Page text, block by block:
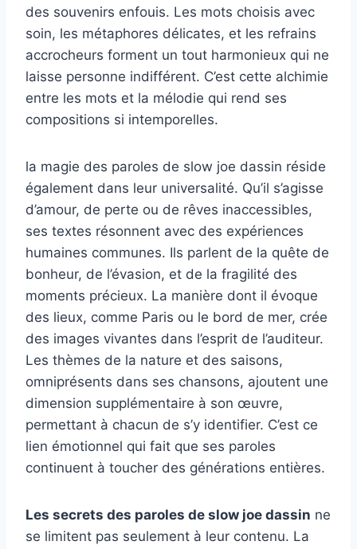
des souvenirs enfouis. Les mots choisis avec
soin, les métaphores délicates, et les refrains
accrocheurs forment un tout harmonieux qui ne
laisse personne indifférent. C’est cette alchimie
entre les mots et la mélodie qui rend ses
compositions si intemporelles.
la magie des paroles de slow joe dassin réside
également dans leur universalité. Qu’il s’agisse
d’amour, de perte ou de rêves inaccessibles,
ses textes résonnent avec des expériences
humaines communes. Ils parlent de la quête de
bonheur, de l’évasion, et de la fragilité des
moments précieux. La manière dont il évoque
des lieux, comme Paris ou le bord de mer, crée
des images vivantes dans l’esprit de l’auditeur.
Les thèmes de la nature et des saisons,
omniprésents dans ses chansons, ajoutent une
dimension supplémentaire à son œuvre,
permettant à chacun de s’y identifier. C’est ce
lien émotionnel qui fait que ses paroles
continuent à toucher des générations entières.
Les secrets des paroles de slow joe dassin ne
se limitent pas seulement à leur contenu. La